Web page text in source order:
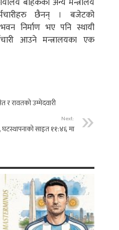
छैनन् । बजेटको
निर्माण भए पनि स्थायी
आउने मन्त्रालयका एक
र रावतको उम्मेदवारी
Next:
साइत ११:४६ मा